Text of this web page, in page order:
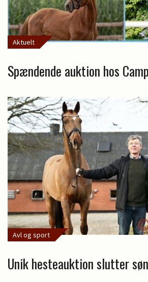
Aktuelt
Spændende auktion hos
Avl og sport
Unik hesteauktion slutter